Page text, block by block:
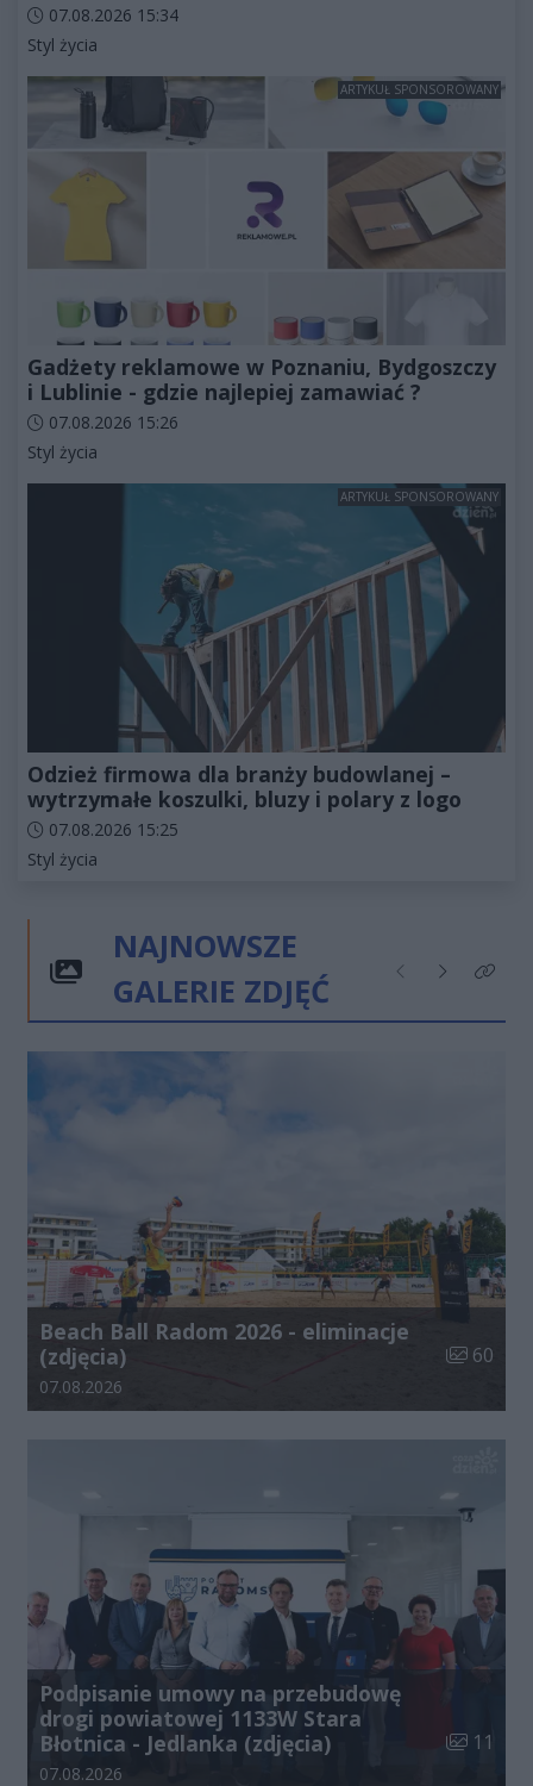
Data dodania artykułu:
07.08.2026 15:34
Kategorie artykułu:
Styl życia
ARTYKUŁ SPONSOROWANY
Gadżety reklamowe w Poznaniu, Bydgoszczy
i Lublinie - gdzie najlepiej zamawiać ?
Data dodania artykułu:
07.08.2026 15:26
Kategorie artykułu:
Styl życia
ARTYKUŁ SPONSOROWANY
Odzież firmowa dla branży budowlanej –
wytrzymałe koszulki, bluzy i polary z logo
Data dodania artykułu:
07.08.2026 15:25
Kategorie artykułu:
Styl życia
NAJNOWSZE
GALERIE ZDJĘĆ
Poprzednie
NastępneKliknij
Beach Ball Radom 2026 - eliminacje
(zdjęcia)
Liczba
60
Data dodania galerii:
07.08.2026
Podpisanie umowy na przebudowę
drogi powiatowej 1133W Stara
Błotnica - Jedlanka (zdjęcia)
Liczba
11
Data dodania galerii:
07.08.2026